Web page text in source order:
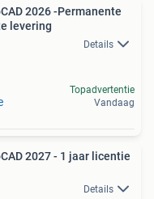
2026 -Permanente
levering
Details
Topadvertentie
Vandaag
2027 - 1 jaar licentie
Details